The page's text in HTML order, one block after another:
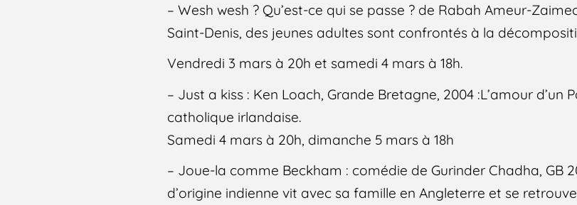
– Wesh wesh ? Qu’est-ce qui se passe ? de Rabah Ameur-
Saint-Denis, des jeunes adultes sont confrontés à la
Vendredi 3 mars à 20h et samedi 4 mars à 18h.
– Just a kiss : Ken Loach, Grande Bretagne, 2004 :L’amour d’un
catholique irlandaise.
Samedi 4 mars à 20h, dimanche 5 mars à 18h
– Joue-la comme Beckham : comédie de Gurinder Chadha, GB
d’origine indienne vit avec sa famille en Angleterre et se